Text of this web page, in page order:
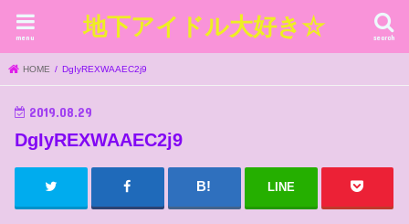
地下アイドル大好き☆ search
menu
HOME DgIyREXWAAEC2j9
2019.08.29
DgIyREXWAAEC2j9
LINE